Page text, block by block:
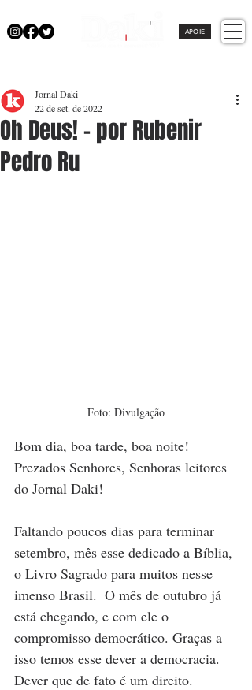
APOIE
Oh Deus! - por Rubenir
Pedro Ru
Jornal Daki
22 de set. de 2022
Foto: Divulgação
Bom dia, boa tarde, boa noite!
Prezados Senhores, Senhoras leitores
do Jornal Daki!
Faltando poucos dias para terminar
setembro, mês esse dedicado a Bíblia,
o Livro Sagrado para muitos nesse
imenso Brasil.  O mês de outubro já
está chegando, e com ele o
compromisso democrático. Graças a
isso temos esse dever a democracia.
Dever que de fato é um direito.